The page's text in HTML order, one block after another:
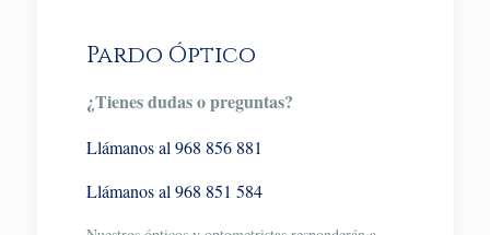
Pardo Óptico
¿Tienes dudas o preguntas?
Llámanos al 968 856 881
Llámanos al 968 851 584